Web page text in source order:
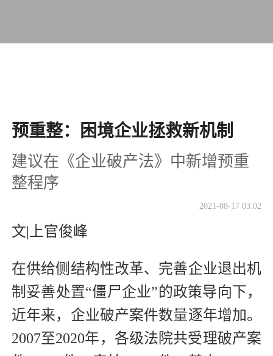
预重整：困境企业拯救新机制
建议在《企业破产法》中新增预重
整程序
2021-08-17 03:02
文|上官俊峰
在供给侧结构性改革、完善企业退出机
制妥善处置“僵尸企业”的政策导向下，
近年来，企业破产案件数量逐年增加。
2007至2020年，各级法院共受理破产案